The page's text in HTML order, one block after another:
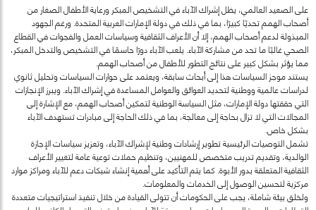
على الصعيد العالمي، يظل إشراك الآباء في التشخيص المبكر ورعاية الأطفال الصغار من
أصحاب الهمم تحديًا كبيرًا، بما في ذلك في دولة الإمارات العربية المتحدة. ورغم الجهود
المبذولة لدعم أصحاب الهمم، إلا أن الأعراف الثقافية وسياسات العمل والفجوات في القطاع
الصحي غالبًا ما تحد من مشاركة الآباء. يلعب الآباء دورًا حاسمًا في التشخيص والتدخل المبكر،
مما يؤثر بشكل كبير على نتائج التطور للأطفال من أصحاب الهمم.
يستند موجز السياسات هذا إلى أبحاث سابقة، ويعتمد على حوارات السياسات وتحليل ثانوي
لدراسات عالمية ووطنية لتحديد العوائق والعوامل المساعدة في إشراك الآباء. ويبرز الإنجازات
التي حققتها دولة الإمارات، مثل السياسة الوطنية لتمكين أصحاب الهمم، مع الإشارة إلى
المجالات التي لا تزال بحاجة إلى معالجة، بما في ذلك الحاجة إلى مبادرات تستهدف الآباء
بشكل خاص.
تشمل التوصيات الرئيسية تطوير إرشادات وطنية لإشراك الآباء، وتعزيز سياسات الإجازة
الوالدية، وتقديم تدريب متخصص للمهنيين، وتنظيم حملات توعية عامة لتغيير الأعراف
الثقافية المتعلقة بدور الأبوة. كما يتم التأكيد على أهمية إنشاء شبكات دعم للآباء ومراكز موارد
مركزية لتحسين الوصول إلى الخدمات والمعلومات.
ولخلق بيئة شاملة، يجب على الحكومات أن تتولى القيادة من خلال تنفيذ استراتيجيات متعددة